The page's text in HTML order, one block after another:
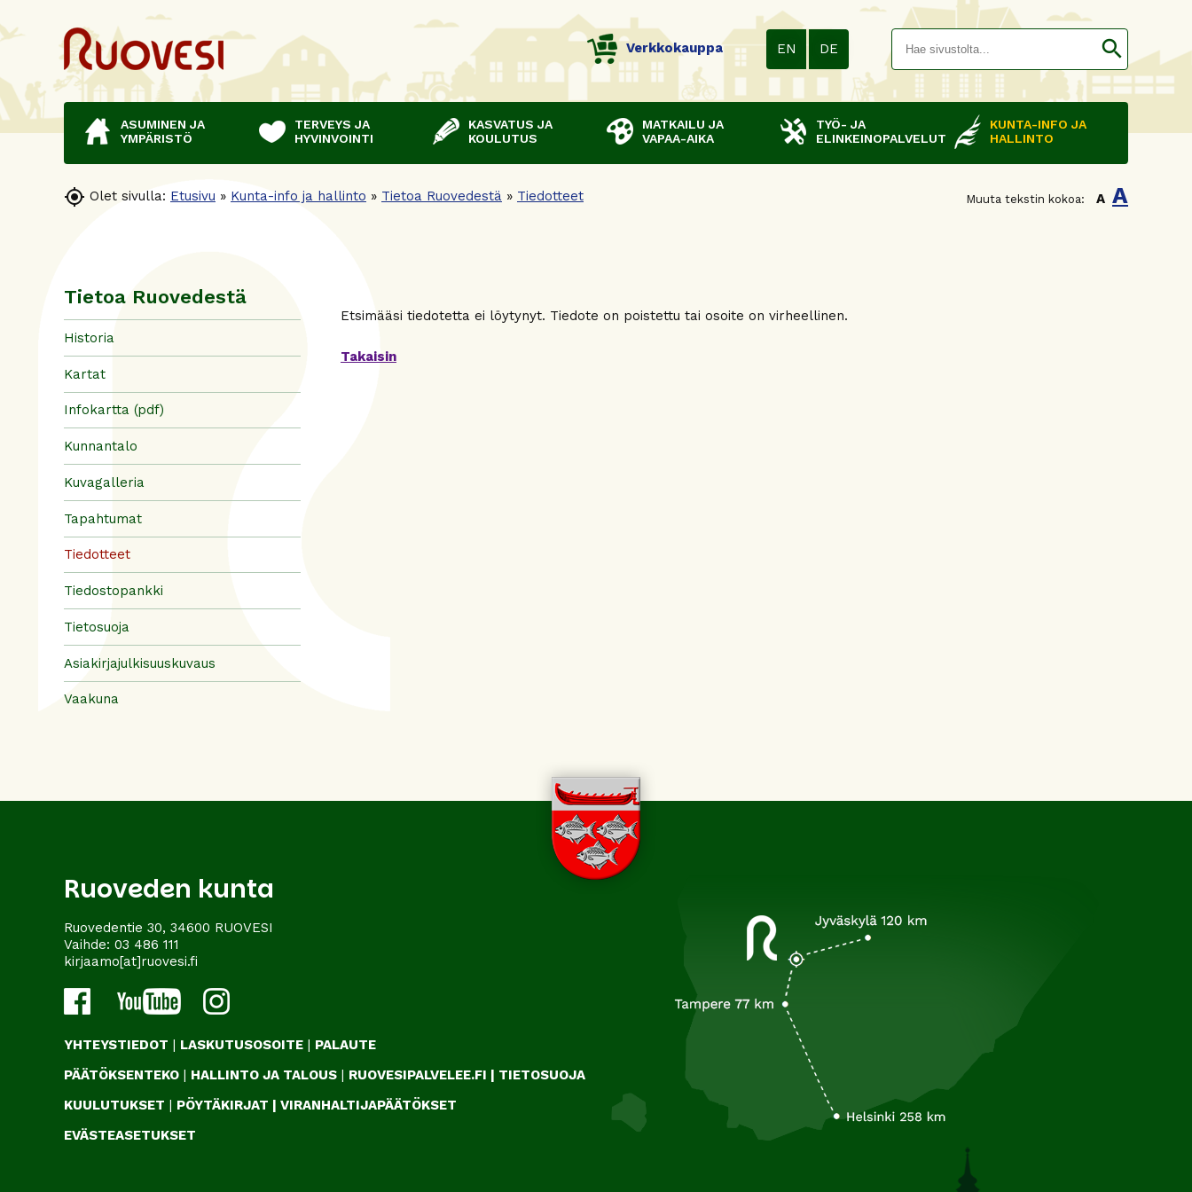
Verkkokauppa EN DE search
ASUMINEN JA
YMPÄRISTÖ
TERVEYS JA
HYVINVOINTI
KASVATUS JA
KOULUTUS
MATKAILU JA
VAPAA-AIKA
TYÖ- JA
ELINKEINOPALVELUT
KUNTA-INFO JA
HALLINTO
 Olet sivulla: Etusivu » Kunta-info ja hallinto » Tietoa Ruovedestä » Tiedotteet Muuta tekstin kokoa: A A
Tietoa Ruovedestä
Historia
Kartat
Infokartta (pdf)
Kunnantalo
Kuvagalleria
Tapahtumat
Tiedotteet
Tiedostopankki
Tietosuoja
Asiakirjajulkisuuskuvaus
Vaakuna
Etsimääsi tiedotetta ei löytynyt. Tiedote on poistettu tai osoite on virheellinen.
Takaisin
Ruoveden kunta
Ruovedentie 30, 34600 RUOVESI
Vaihde: 03 486 111
kirjaamo[at]ruovesi.fi
YHTEYSTIEDOT | LASKUTUSOSOITE | PALAUTE
PÄÄTÖKSENTEKO | HALLINTO JA TALOUS | RUOVESIPALVELEE.FI | TIETOSUOJA
KUULUTUKSET | PÖYTÄKIRJAT | VIRANHALTIJAPÄÄTÖKSET
EVÄSTEASETUKSET